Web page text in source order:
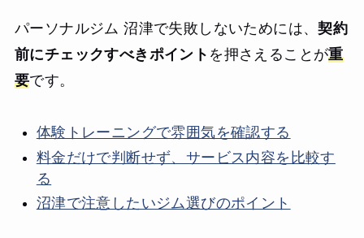
パーソナルジム 沼津で失敗しないためには、契約
前にチェックすべきポイント を押さえることが重
要です。
体験トレーニングで雰囲気を確認する
料金だけで判断せず、サービス内容を比較す
る
沼津で注意したいジム選びのポイント